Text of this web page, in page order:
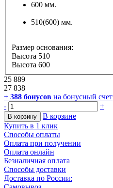
600 мм.
510(600) мм.
Размер основания:
Высота 510
Высота 600
25 889
27 838
+ 388 бонусов на бонусный счет
-
+
В корзину
В корзине
Купить в 1 клик
Способы оплаты
Оплата при получении
Оплата онлайн
Безналичная оплата
Способы доставки
Доставка по России: